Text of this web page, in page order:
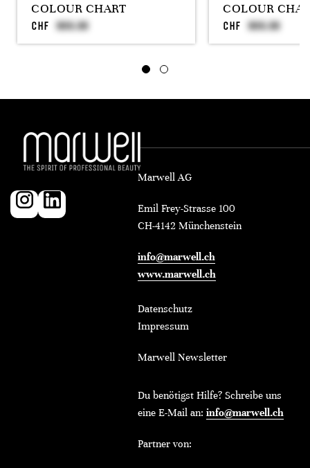
COLOUR CHART
CHF
COLOUR
CHF
Marwell AG
Emil Frey-Strasse 100
CH-4142 Münchenstein
info@marwell.ch
www.marwell.ch
Datenschutz
Impressum
Marwell Newsletter
Du benötigst Hilfe? Schreibe uns
eine E-Mail an: info@marwell.ch
Partner von: